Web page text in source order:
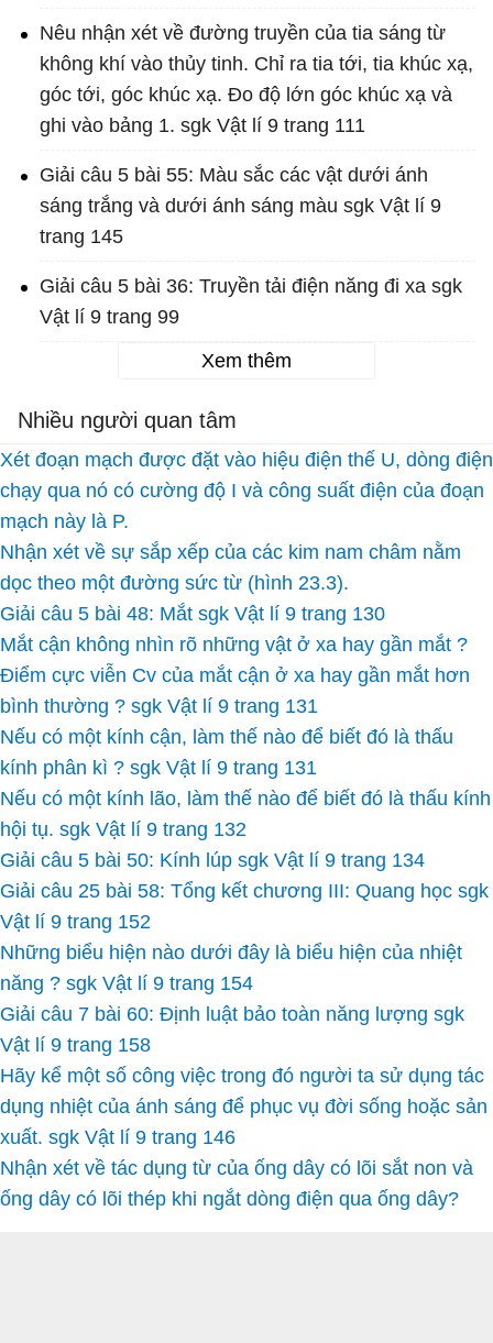
Nêu nhận xét về đường truyền của tia sáng từ
không khí vào thủy tinh. Chỉ ra tia tới, tia khúc xạ,
góc tới, góc khúc xạ. Đo độ lớn góc khúc xạ và
ghi vào bảng 1. sgk Vật lí 9 trang 111
Giải câu 5 bài 55: Màu sắc các vật dưới ánh
sáng trắng và dưới ánh sáng màu sgk Vật lí 9
trang 145
Giải câu 5 bài 36: Truyền tải điện năng đi xa sgk
Vật lí 9 trang 99
Xem thêm
Nhiều người quan tâm
Xét đoạn mạch được đặt vào hiệu điện thế U, dòng điện
chạy qua nó có cường độ I và công suất điện của đoạn
mạch này là P.
Nhận xét về sự sắp xếp của các kim nam châm nằm
dọc theo một đường sức từ (hình 23.3).
Giải câu 5 bài 48: Mắt sgk Vật lí 9 trang 130
Mắt cận không nhìn rõ những vật ở xa hay gần mắt ?
Điểm cực viễn Cv của mắt cận ở xa hay gần mắt hơn
bình thường ? sgk Vật lí 9 trang 131
Nếu có một kính cận, làm thế nào để biết đó là thấu
kính phân kì ? sgk Vật lí 9 trang 131
Nếu có một kính lão, làm thế nào để biết đó là thấu kính
hội tụ. sgk Vật lí 9 trang 132
Giải câu 5 bài 50: Kính lúp sgk Vật lí 9 trang 134
Giải câu 25 bài 58: Tổng kết chương III: Quang học sgk
Vật lí 9 trang 152
Những biểu hiện nào dưới đây là biểu hiện của nhiệt
năng ? sgk Vật lí 9 trang 154
Giải câu 7 bài 60: Định luật bảo toàn năng lượng sgk
Vật lí 9 trang 158
Hãy kể một số công việc trong đó người ta sử dụng tác
dụng nhiệt của ánh sáng để phục vụ đời sống hoặc sản
xuất. sgk Vật lí 9 trang 146
Nhận xét về tác dụng từ của ống dây có lõi sắt non và
ống dây có lõi thép khi ngắt dòng điện qua ống dây?